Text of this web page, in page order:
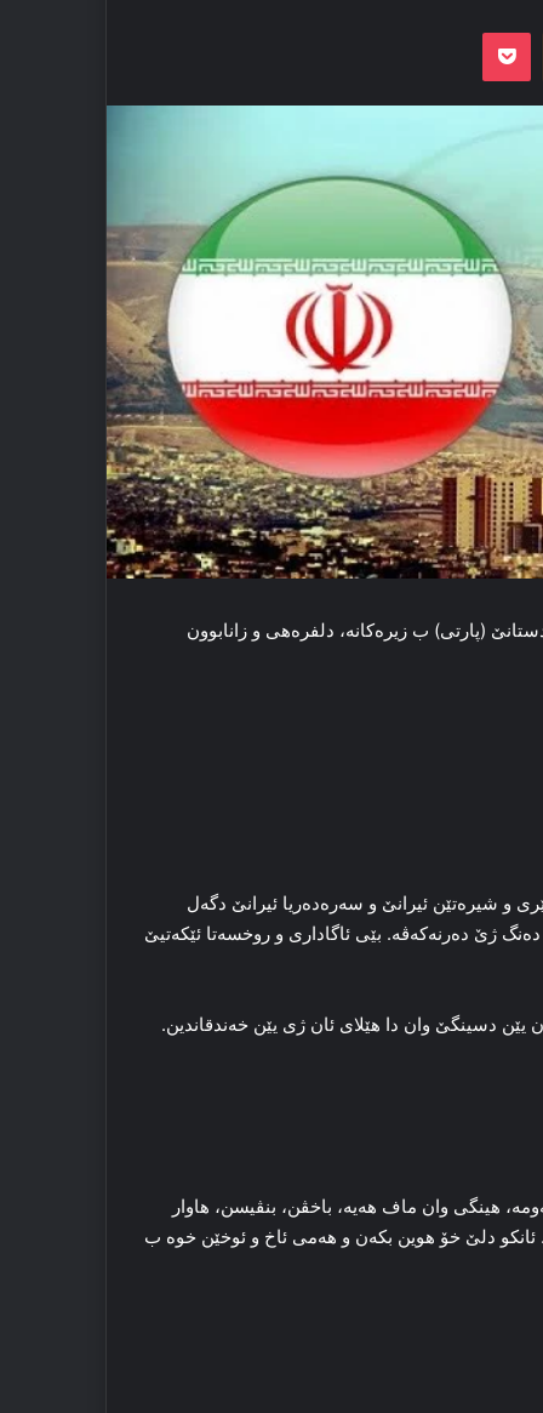
Odnoklassniki
Pocket
(پارتی) ب زیرەکانە، دلفرەهی و زانابوون
و شیرەتێن ئیرانێ و سەرەدەریا ئیرانێ دگەل
دەنگ ژێ دەرنەکەڤە. بێی ئاگاداری و روخسەتا ئێکەتیێ
دسینگێ وان دا هێلای ئان ژی یێن خەندقاندین.
هینگی وان ماف هەیە، باخڤن، بنڤیسن، هاوار
ئانکو دلێ خۆ هوین بکەن و هەمی ئاخ و ئوخێن خوە ب